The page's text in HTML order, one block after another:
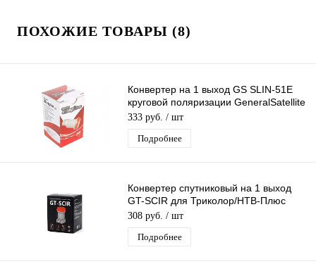
ПОХОЖИЕ ТОВАРЫ (8)
Конвертер на 1 выход GS SLIN-51E
круговой поляризации GeneralSatellite
SINGL дляТриколор/НТВ-Плюс
333 руб. / шт
Подробнее
Конвертер спутниковый на 1 выход
GT-SCIR для Триколор/НТВ-Плюс
круговой поляризации
308 руб. / шт
Подробнее